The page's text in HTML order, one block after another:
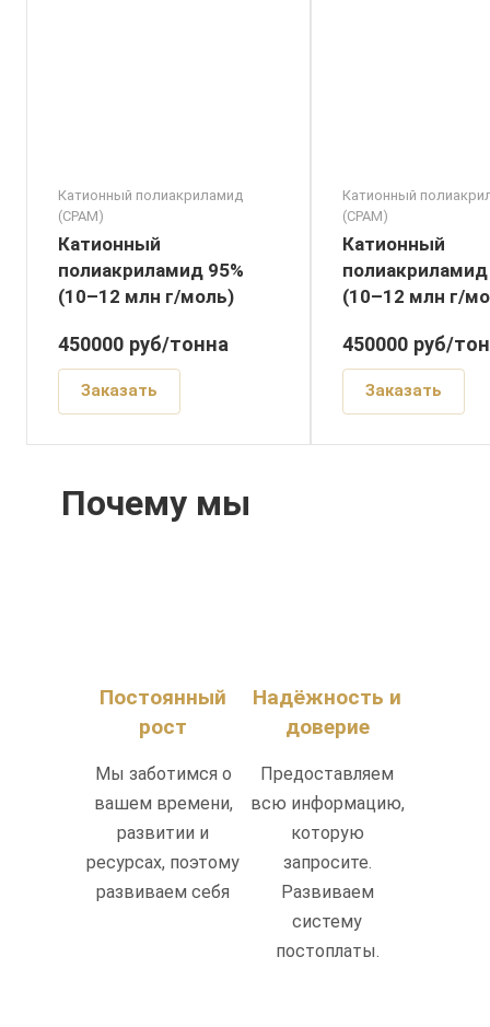
Катионный полиакриламид
(CPAM)
Катионный
полиакриламид 95%
(10–12 млн г/моль)
450000 руб/тонна
Заказать
Катионный
(CPAM)
Катионный
полиакриламид
(10–12 млн г/
450000 руб/
Заказать
Почему мы
Постоянный
рост
Мы заботимся о
вашем времени,
развитии и
ресурсах, поэтому
развиваем себя
Надёжность и
доверие
Предоставляем
всю информацию,
которую
запросите.
Развиваем
систему
постоплаты.